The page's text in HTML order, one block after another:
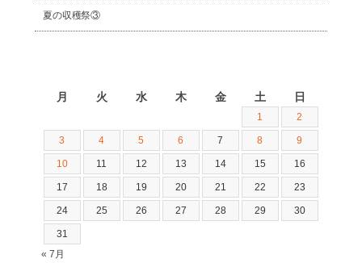
夏の収穫祭③
月 火 水 木 金 土 日
1 2
3 4 5 6 7 8 9
10 11 12 13 14 15 16
17 18 19 20 21 22 23
24 25 26 27 28 29 30
31
« 7月